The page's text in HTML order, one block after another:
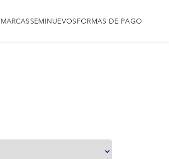
MARCASSEMINUEVOSFORMAS DE PAGO